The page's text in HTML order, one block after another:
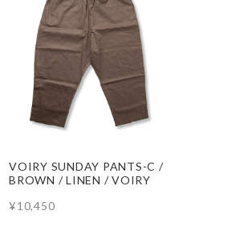
VOIRY SUNDAY PANTS-C /
BROWN / LINEN / VOIRY
¥10,450